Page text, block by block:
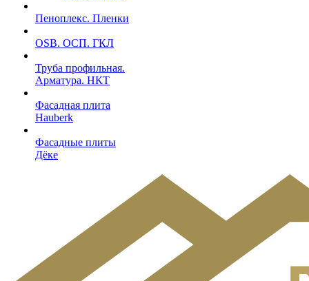
Пеноплекс. Пленки
OSB. ОСП. ГКЛ
Труба профильная.
Арматура. НКТ
Фасадная плита
Hauberk
Фасадные плиты
Дёке